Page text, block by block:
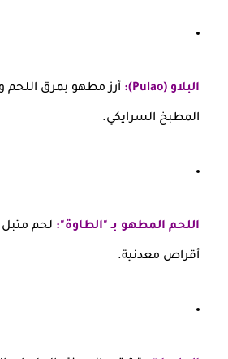
البلاو (Pulao): أرز مطهو بمرق اللحم
المطبخ السرايكي.
اللحم المطهو بـ "الطاوة": لحم
أقراص معدنية.